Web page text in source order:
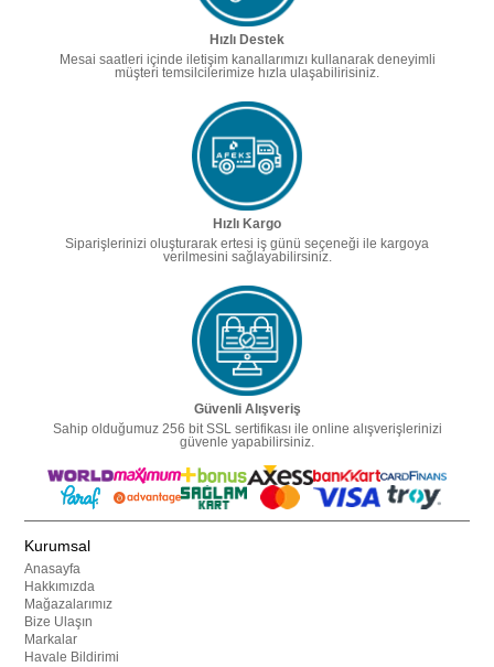
Hızlı Destek
Mesai saatleri içinde iletişim kanallarımızı kullanarak deneyimli
müşteri temsilcilerimize hızla ulaşabilirisiniz.
Hızlı Kargo
Siparişlerinizi oluşturarak ertesi iş günü seçeneği ile kargoya
verilmesini sağlayabilirsiniz.
Güvenli Alışveriş
Sahip olduğumuz 256 bit SSL sertifikası ile online alışverişlerinizi
güvenle yapabilirsiniz.
Kurumsal
Anasayfa
Hakkımızda
Mağazalarımız
Bize Ulaşın
Markalar
Havale Bildirimi